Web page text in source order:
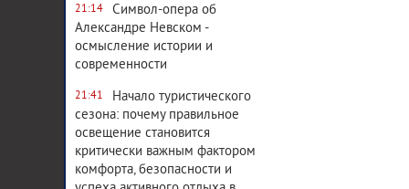
21:14
Символ-опера об
Александре Невском -
осмысление истории и
современности
21:41
Начало туристического
сезона: почему правильное
освещение становится
критически важным фактором
комфорта, безопасности и